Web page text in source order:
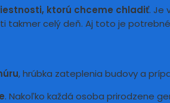
ktorú chceme chladiť. Je
celý deň. Aj toto je
, hrúbka zateplenia budovy a
. Nakoľko každá osoba prirodzene